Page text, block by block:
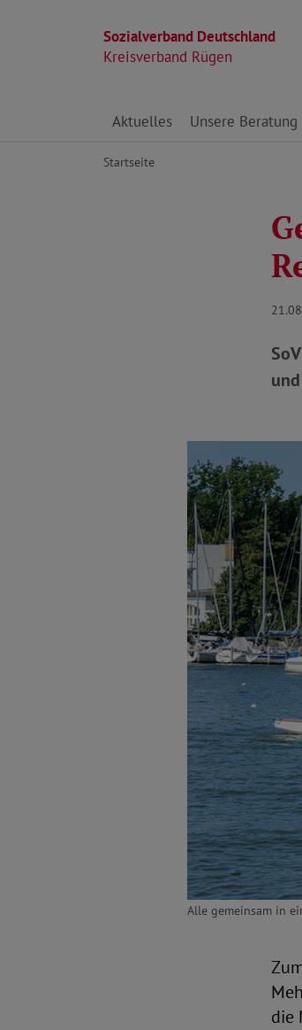
Sozialverband Deutschland
Kreisverband Rügen
Direkt zu den Inhalten springen
Aktuelles Unsere Beratung
Startseite
Alle gemeinsam in
die